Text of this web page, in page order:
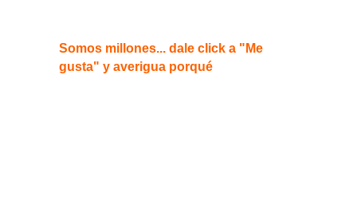
Somos millones... dale click a "Me
gusta" y averigua porqué